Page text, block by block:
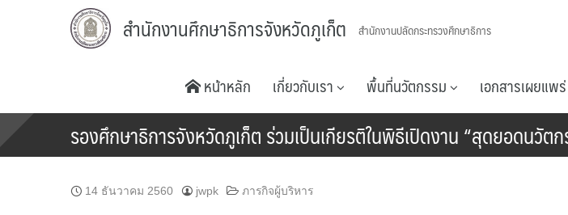
สำนักงานศึกษาธิการจังหวัดภูเก็ต สำนักงานปลัดกระทรวงศึกษาธิการ
หน้าหลัก เกี่ยวกับเรา พื้นที่นวัตกรรม เอกสารเผยแพร่
รองศึกษาธิการจังหวัดภูเก็ต ร่วมเป็นเกียรติในพิธีเปิดงาน “สุดยอดนวั
14 ธันวาคม 2560 jwpk ภารกิจผู้บริหาร